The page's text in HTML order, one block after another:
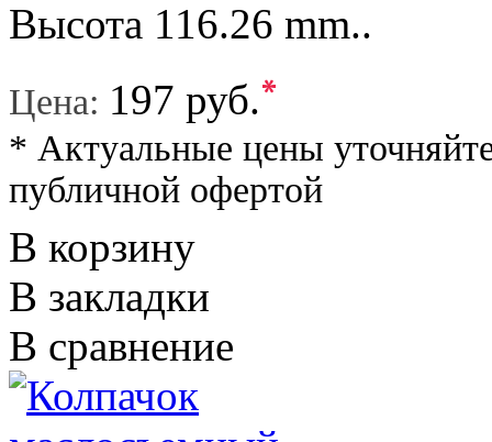
Высота 116.26 mm..
Цена: 197 руб.*
* Актуальные цены
публичной офертой
В корзину
В закладки
В сравнение